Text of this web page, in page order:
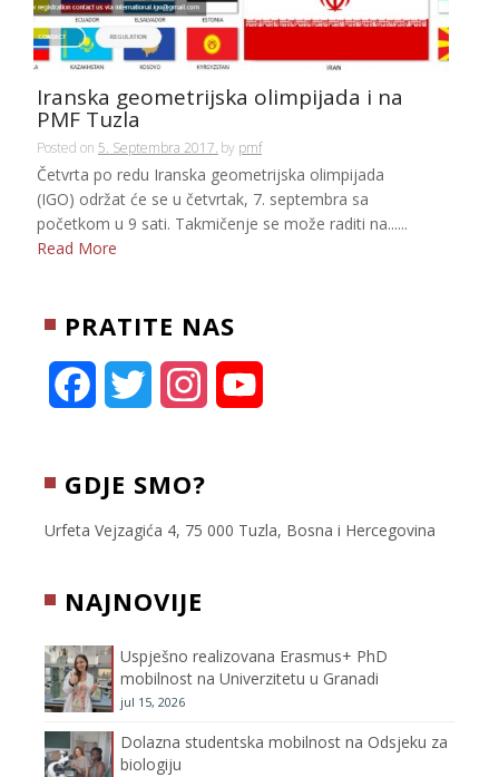
Iranska geometrijska olimpijada i na
PMF Tuzla
Posted on 5. Septembra 2017. by pmf
Četvrta po redu Iranska geometrijska olimpijada
(IGO) održat će se u četvrtak, 7. septembra sa
početkom u 9 sati. Takmičenje se može raditi na......
Read More
PRATITE NAS
c
e
o
o
k
i
t
e
r
t
r
T
e
GDJE SMO?
Urfeta Vejzagića 4, 75 000 Tuzla, Bosna i Hercegovina
NAJNOVIJE
Uspješno realizovana Erasmus+ PhD
mobilnost na Univerzitetu u Granadi
jul 15, 2026
Dolazna studentska mobilnost na Odsjeku za
biologiju